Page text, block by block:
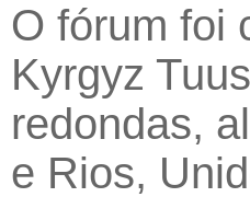
O fórum foi
Kyrgyz
redondas,
e Rios,